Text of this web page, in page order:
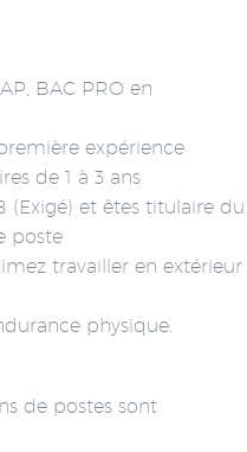
BAC PRO en
expérience
de 1 à 3 ans
(Exigé) et êtes titulaire du
poste
travailler en extérieur
physique.
de postes sont